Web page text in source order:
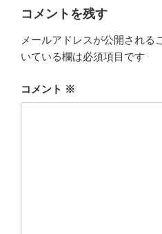
コメントを残す
メールアドレスが公開される
いている欄は必須項目です
コメント ※